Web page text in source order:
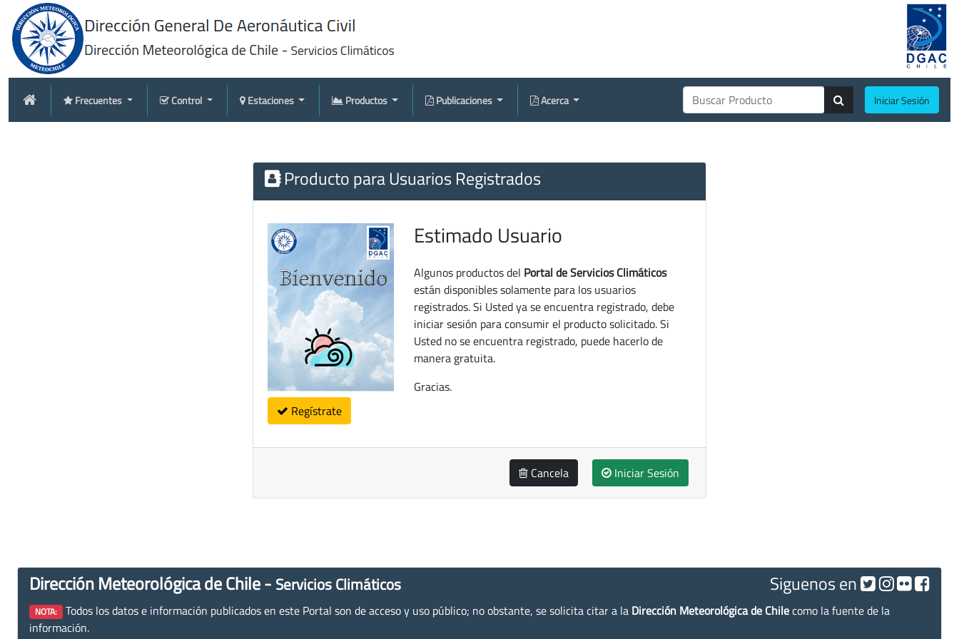
Frecuentes Control Estaciones Productos Publicaciones Acerca Iniciar Sesión
Producto para Usuarios Registrados
Regístrate
Estimado Usuario
Algunos productos del Portal de Servicios Climáticos
están disponibles solamente para los usuarios
registrados. Si Usted ya se encuentra registrado, debe
iniciar sesión para consumir el producto solicitado. Si
Usted no se encuentra registrado, puede hacerlo de
manera gratuita.
Gracias.
Cancela Iniciar Sesión
Dirección Meteorológica de Chile - Servicios Climáticos Siguenos en
NOTA: Todos los datos e información publicados en este Portal son de acceso y uso público; no obstante, se solicita citar a la Dirección Meteorológica de Chilecomo la fuente de la
información.